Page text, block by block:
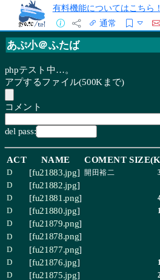
有料機能についてはこちら！
通常